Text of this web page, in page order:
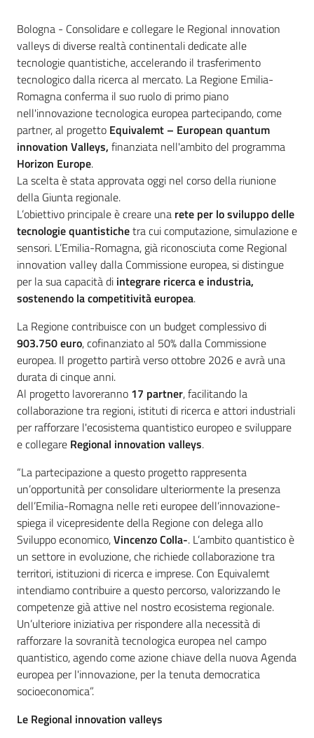
Contenuto
Bologna - Consolidare e collegare le Regional innovation
valleys di diverse realtà continentali dedicate alle
tecnologie quantistiche, accelerando il trasferimento
tecnologico dalla ricerca al mercato. La Regione Emilia-
Romagna conferma il suo ruolo di primo piano
nell'innovazione tecnologica europea partecipando, come
partner, al progetto Equivalemt – European quantum
innovation Valleys, finanziata nell'ambito del programma
Horizon Europe.
La scelta è stata approvata oggi nel corso della riunione
della Giunta regionale.
L’obiettivo principale è creare una rete per lo sviluppo delle
tecnologie quantistichetra cui computazione, simulazione e
sensori. L’Emilia-Romagna, già riconosciuta come Regional
innovation valley dalla Commissione europea, si distingue
per la sua capacità di integrare ricerca e industria,
sostenendo la competitività europea.
La Regione contribuisce con un budget complessivo di
903.750 euro, cofinanziato al 50% dalla Commissione
europea. Il progetto partirà verso ottobre 2026 e avrà una
durata di cinque anni.
Al progetto lavoreranno 17 partner, facilitando la
collaborazione tra regioni, istituti di ricerca e attori industriali
per rafforzare l'ecosistema quantistico europeo e sviluppare
e collegare Regional innovation valleys.
“La partecipazione a questo progetto rappresenta
un’opportunità per consolidare ulteriormente la presenza
dell’Emilia-Romagna nelle reti europee dell’innovazione-
spiega il vicepresidente della Regione con delega allo
Sviluppo economico,Vincenzo Colla-. L’ambito quantistico è
un settore in evoluzione, che richiede collaborazione tra
territori, istituzioni di ricerca e imprese. Con Equivalemt
intendiamo contribuire a questo percorso, valorizzando le
competenze già attive nel nostro ecosistema regionale.
Un’ulteriore iniziativa per rispondere alla necessità di
rafforzare la sovranità tecnologica europea nel campo
quantistico, agendo come azione chiave della nuova Agenda
europea per l'innovazione, per la tenuta democratica
socioeconomica”.
Le Regional innovation valleys